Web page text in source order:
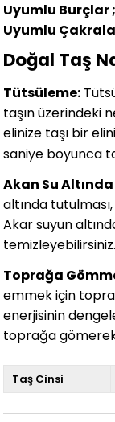
Uyumlu Burçlar ;
Uyumlu
Doğal Taş
Tütsüleme:
taşın üzerindeki
elinize taşı bir
saniye boyunca
Akan Su
altında
Akar suyun
temizleyebilirsiniz.
Toprağa
emmek için
enerjisinin
toprağa
Taş Cinsi